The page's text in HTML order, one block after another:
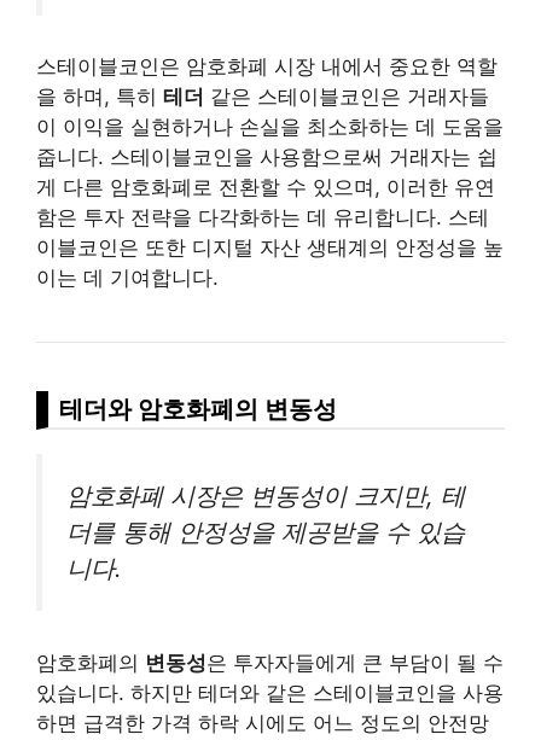
스테이블코인은 암호화폐 시장 내에서 중요한 역할
을 하며, 특히 테더 같은 스테이블코인은 거래자들
이 이익을 실현하거나 손실을 최소화하는 데 도움을
줍니다. 스테이블코인을 사용함으로써 거래자는 쉽
게 다른 암호화폐로 전환할 수 있으며, 이러한 유연
함은 투자 전략을 다각화하는 데 유리합니다. 스테
이블코인은 또한 디지털 자산 생태계의 안정성을 높
이는 데 기여합니다.
테더와 암호화폐의 변동성
암호화폐 시장은 변동성이 크지만, 테
더를 통해 안정성을 제공받을 수 있습
니다.
암호화폐의 변동성은 투자자들에게 큰 부담이 될 수
있습니다. 하지만 테더와 같은 스테이블코인을 사용
하면 급격한 가격 하락 시에도 어느 정도의 안전망